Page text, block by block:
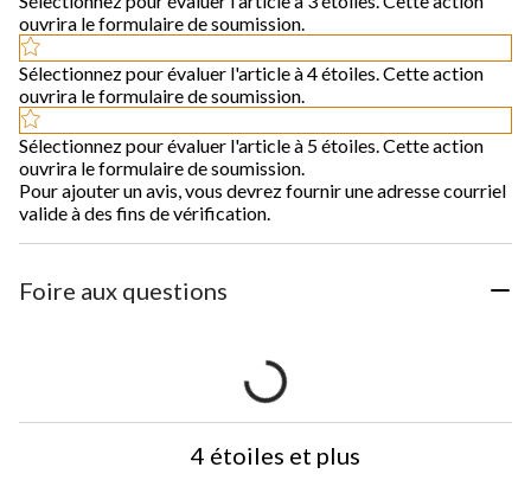
ouvrira le formulaire de soumission.
Sélectionnez pour évaluer l'article à 4 étoiles. Cette action
ouvrira le formulaire de soumission.
Sélectionnez pour évaluer l'article à 5 étoiles. Cette action
ouvrira le formulaire de soumission.
Pour ajouter un avis, vous devrez fournir une adresse courriel
valide à des fins de vérification.
Foire aux questions
4 étoiles et plus